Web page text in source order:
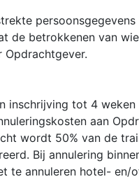
de betrokkenen van
inschrijving tot 4
aan
wordt 50% van de
Bij annulering
te annuleren hotel- en/